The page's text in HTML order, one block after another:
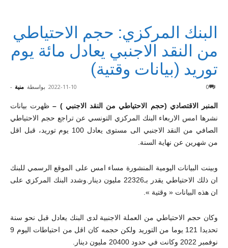
البنك المركزي: حجم الاحتياطي
من النقد الاجنبي يعادل مائة يوم
توريد (بيانات وقتية)
بواسطة منية - 2022-11-10 0
المنبر الاقتصادي (حجم الاحتياطي من النقد الاجنبي ) – ظهرت بيانات
نشرها امس الاربعاء البنك المركزي التونسي عن تراجع حجم الاحتياطي
الصافي من النقد الاجنبي الى مستوى يعادل 100 يوم توريد، قبل اقل
من شهرين عن نهاية السنة.
وبينت البيانات اليومية المنشورة مساء امس على الموقع الرسمي للبنك
ان ذلك الاحتياطي يقدر بـ22326 مليون دينار.وشدد البنك المركزي على
ان هذه البيانات « وقتية ».
وكان حجم الاحتياطي من العملة الاجنبية لدى البنك يعادل قبل نحو سنة
تحديدا 121 يوما من التوريد ولكن حجمه كان اقل من احتياطات اليوم 9
نوفمبر 2022 وكانت في حدود 20400 مليون دينار.